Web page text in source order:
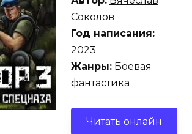
Соколов
Год написания:
2023
Жанры: Боевая
фантастика
Читать онлайн